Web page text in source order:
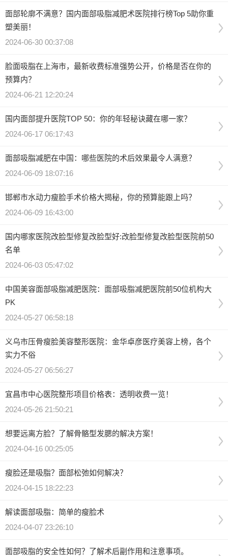
面部轮廓不满意？国内面部吸脂减肥术医院排行榜Top 5助你重
塑美丽！
2024-06-30 00:37:08
脸面吸脂在上海市，最新收费标准强势公开，价格是否在你的
预算内？
2024-06-21 12:20:24
国内面部提升医院TOP 50：你的年轻秘诀藏在哪一家？
2024-06-17 06:17:43
面部吸脂减肥在中国：哪些医院的术后效果最令人满意？
2024-06-09 18:07:16
邯郸市水动力瘦脸手术价格大揭秘，你的预算能跟上吗？
2024-06-09 16:43:00
国内哪家医院改脸型修复改脸型好:改脸型修复改脸型医院前50
名单
2024-06-03 05:47:02
中国美容面部吸脂减肥医院：面部吸脂减肥医院前50位机构大
PK
2024-05-27 06:58:18
义乌市压骨瘦脸美容整形医院：金华卓彦医疗美容上榜，各个
实力不俗
2024-05-27 06:56:27
宜昌市中心医院整形项目价格表：透明收费一览！
2024-05-26 21:50:21
想要远离方脸？了解骨骼型发腮的解决方案！
2024-04-16 00:25:05
瘦脸还是吸脂？面部松弛如何解决？
2024-04-15 18:22:23
解读面部吸脂：简单的瘦脸术
2024-04-07 23:26:10
面部吸脂的安全性如何？了解术后副作用和注意事项。